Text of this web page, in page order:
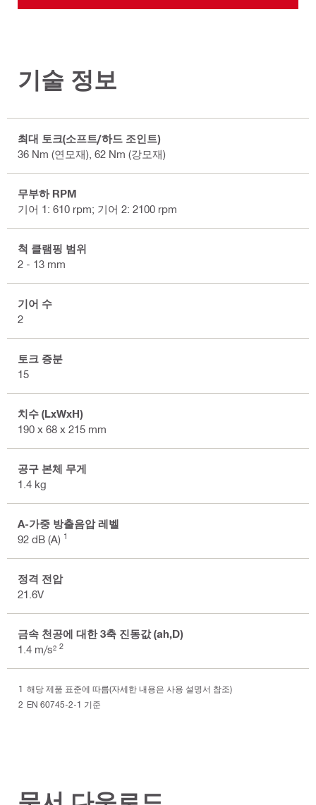
기술 정보
최대 토크(소프트/하드 조인트)
36 Nm (연모재), 62 Nm (강모재)
무부하 RPM
기어 1: 610 rpm; 기어 2: 2100 rpm
척 클램핑 범위
2 - 13 mm
기어 수
2
토크 증분
15
치수 (LxWxH)
190 x 68 x 215 mm
공구 본체 무게
1.4 kg
A-가중 방출음압 레벨
92 dB (A) 1
정격 전압
21.6V
금속 천공에 대한 3축 진동값 (ah,D)
1.4 m/s² 2
해당 제품 표준에 따름(자세한 내용은 사용 설명서 참조)
EN 60745-2-1 기준